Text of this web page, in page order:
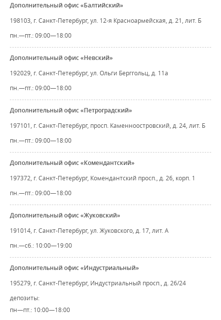
Дополнительный офис «Балтийский»
198103, г. Санкт-Петербург, ул. 12-я Красноармейская, д. 21, лит. Б
пн.—пт.: 09:00—18:00
Дополнительный офис «Невский»
192029, г. Санкт-Петербург, ул. Ольги Берггольц, д. 11а
пн.—пт.: 09:00—18:00
Дополнительный офис «Петроградский»
197101, г. Санкт-Петербург, просп. Каменноостровский, д. 24, лит. Б
пн.—пт.: 09:00—18:00
Дополнительный офис «Комендантский»
197372, г. Санкт-Петербург, Комендантский просп., д. 26, корп. 1
пн.—пт.: 09:00—18:00
Дополнительный офис «Жуковский»
191014, г. Санкт-Петербург, ул. Жуковского, д. 17, лит. А
пн.—сб.: 10:00—19:00
Дополнительный офис «Индустриальный»
195279, г. Санкт-Петербург, Индустриальный просп., д. 26/24
депозиты:
пн—пт.: 10:00—18:00